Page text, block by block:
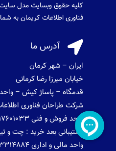
کلیه حقوق وبسایت مدل
فناوری اطلاعات کریمان به شماره ثبت
 آدرس ما
ایران – شهر کرمان
خیابان میرزا رضا کرمانی
قدمگاه – پاساژ کیش – واحد 22
شرکت طراحان فناوری
واحد فروش و فنی 09017601033
پشتیبانی بعد خرید : چت و
واحد مالی و اداری 03433314884